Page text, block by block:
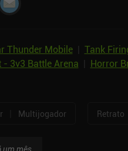
Thunder Mobile| Tank
- 3v3 Battle Arena Horror
Multijogador Retrato